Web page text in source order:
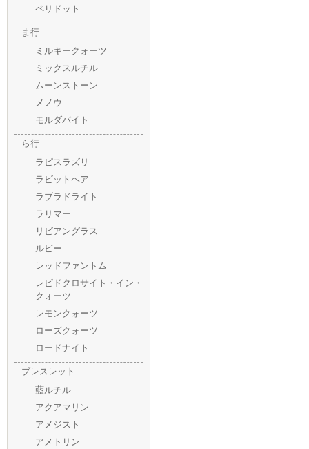
ペリドット
ま行
ミルキークォーツ
ミックスルチル
ムーンストーン
メノウ
モルダバイト
ら行
ラピスラズリ
ラビットヘア
ラブラドライト
ラリマー
リビアングラス
ルビー
レッドファントム
レピドクロサイト・イン・
クォーツ
レモンクォーツ
ローズクォーツ
ロードナイト
ブレスレット
藍ルチル
アクアマリン
アメジスト
アメトリン